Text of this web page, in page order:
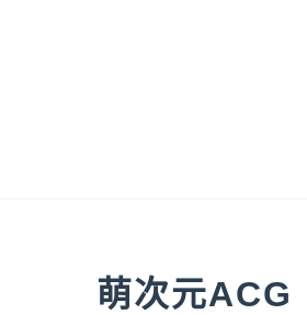
萌次元ACG